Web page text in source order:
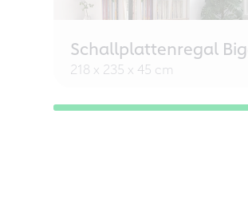
Schallplattenregal
218 x 235 x 45 cm